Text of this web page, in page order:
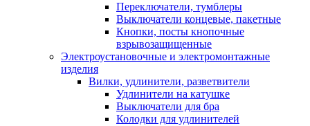
Переключатели, тумблеры
Выключатели концевые, пакетные
Кнопки, посты кнопочные
взрывозащищенные
Электроустановочные и электромонтажные
изделия
Вилки, удлинители, разветвители
Удлинители на катушке
Выключатели для бра
Колодки для удлинителей